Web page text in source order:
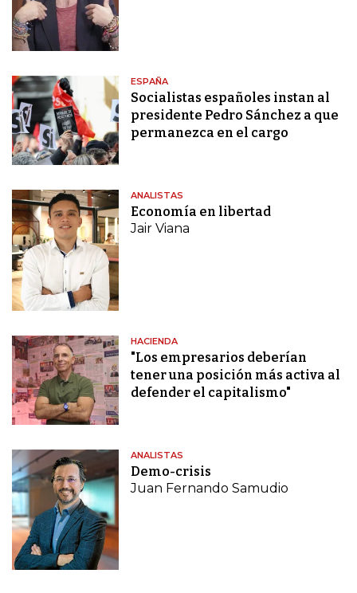
ESPAÑA
Socialistas españoles instan al
presidente Pedro Sánchez a que
permanezca en el cargo
ANALISTAS
Economía en libertad
Jair Viana
HACIENDA
"Los empresarios deberían
tener una posición más activa al
defender el capitalismo"
ANALISTAS
Demo-crisis
Juan Fernando Samudio